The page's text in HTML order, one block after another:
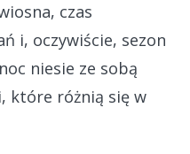
czas
i, oczywiście, sezon
niesie ze sobą
które różnią się w